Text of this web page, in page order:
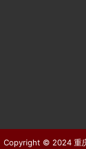
Copyright © 2024 重